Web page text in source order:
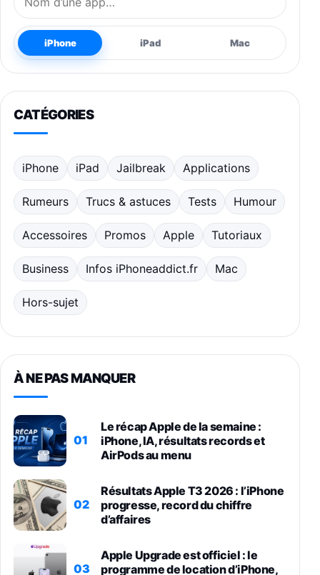
iPhone iPad Mac
CATÉGORIES
iPhone iPad Jailbreak Applications
Rumeurs Trucs & astuces Tests Humour
Accessoires Promos Apple Tutoriaux
Business Infos iPhoneaddict.fr Mac
Hors-sujet
À NE PAS MANQUER
01
Le récap Apple de la semaine :
iPhone, IA, résultats records et
AirPods au menu
02
Résultats Apple T3 2026 : l’iPhone
progresse, record du chiffre
d’affaires
03
Apple Upgrade est officiel : le
programme de location d’iPhone,